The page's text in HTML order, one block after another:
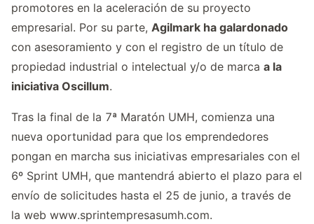
promotores en la aceleración de su proyecto
empresarial. Por su parte, Agilmark ha galardonado
con asesoramiento y con el registro de un título de
propiedad industrial o intelectual y/o de marca a la
iniciativa Oscillum.
Tras la final de la 7ª Maratón UMH, comienza una
nueva oportunidad para que los emprendedores
pongan en marcha sus iniciativas empresariales con el
6º Sprint UMH, que mantendrá abierto el plazo para el
envío de solicitudes hasta el 25 de junio, a través de
la web www.sprintempresasumh.com.